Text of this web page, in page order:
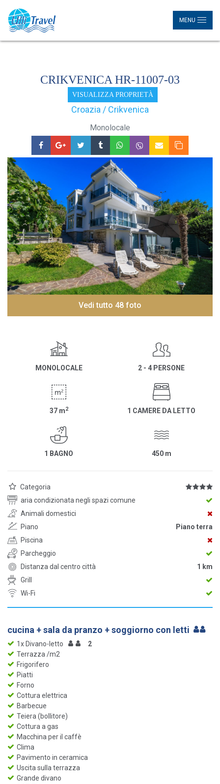
MENU
CRIKVENICA HR-11007-03
VISUALIZZA PROPRIETÀ
Croazia / Crikvenica
Monolocale
Vedi tutto 48 foto
MONOLOCALE 2 - 4 PERSONE
37 m2 1 CAMERE DA LETTO
1 BAGNO 450 m
Categoria
aria condizionata negli spazi comune
Animali domestici
Piano
Piano terra
Piscina
Parcheggio
Distanza dal centro città
1 km
Grill
Wi-Fi
cucina + sala da pranzo + soggiorno con letti
1x Divano-letto
2
Terrazza /m2
Frigorifero
Piatti
Forno
Cottura elettrica
Barbecue
Teiera (bollitore)
Cottura a gas
Macchina per il caffè
Clima
Pavimento in ceramica
Uscita sulla terrazza
Grande divano